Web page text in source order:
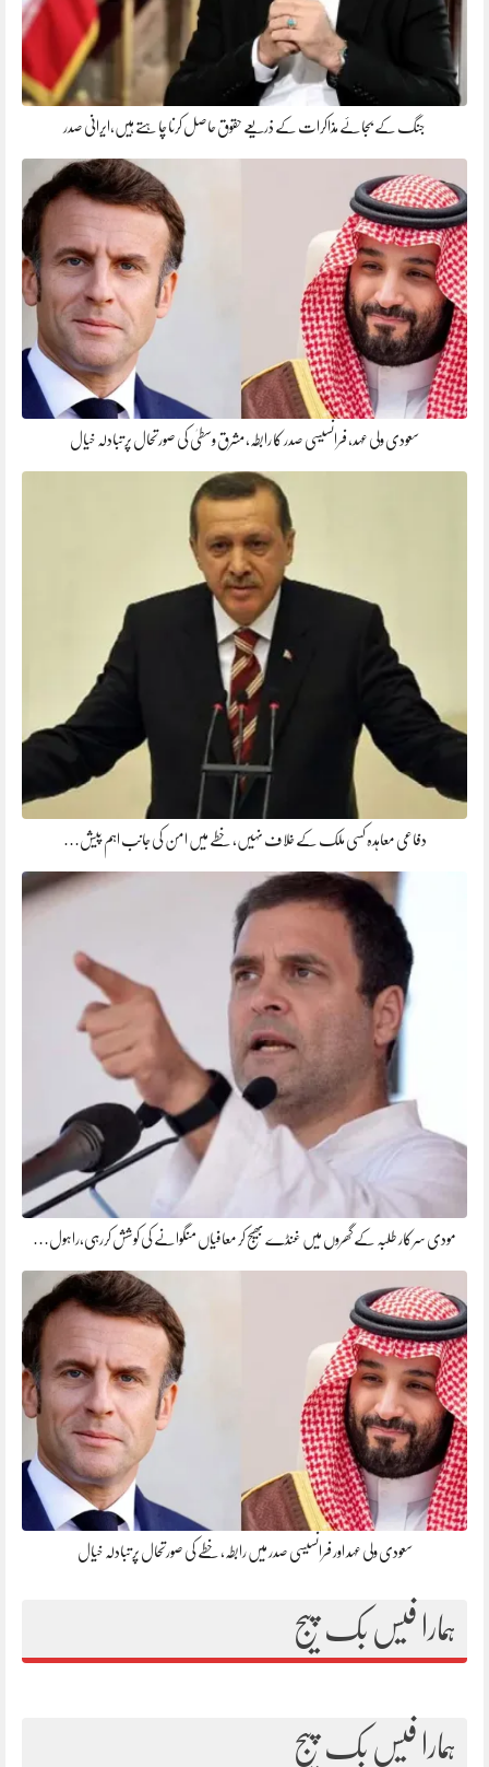
جنگ کے بجائے مذاکرات کے ذریعے حقوق حاصل کرنا چاہتے ہیں،ایرانی صدر
سعودی ولی عہد، فرانسیسی صدر کا رابطہ، مشرق وسطیٰ کی صورتحال پر تبادلہ خیال
دفاعی معاہدہ کسی ملک کے خلاف نہیں، خطے میں امن کی جانب اہم پیش…
مودی سرکار طلبہ کے گھروں میں غنڈے بھیج کر معافیاں منگوانے کی کوشش کررہی،راہول…
سعودی ولی عہد اور فرانسیسی صدر میں رابطہ، خطے کی صورتحال پر تبادلہ خیال
ہمارا فیس بک پیج
ہمارا فیس بک پیج